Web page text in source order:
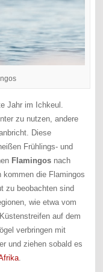
Jahr im Ichkeul.
zu nutzen, andere
Diese
Frühlings- und
Flamingos nach
kommen die Flamingos
zu beobachten sind
wie etwa vom
auf dem
verbringen mit
und ziehen sobald es
.